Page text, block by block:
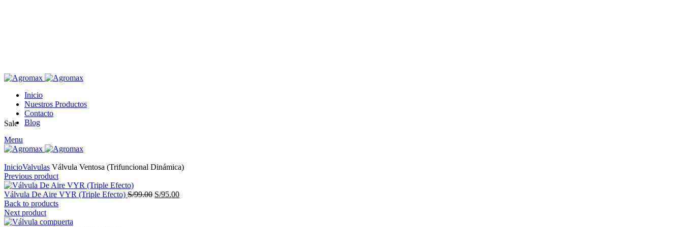
Inicio
Nuestros Productos
Contacto
Blog
Menu
Sale
InicioValvulas Válvula Ventosa (Trifuncional Dinámica)
Previous product
Válvula De Aire VYR (Triple Efecto) S/99.00 El
S/95.00El
Back to products
Next product